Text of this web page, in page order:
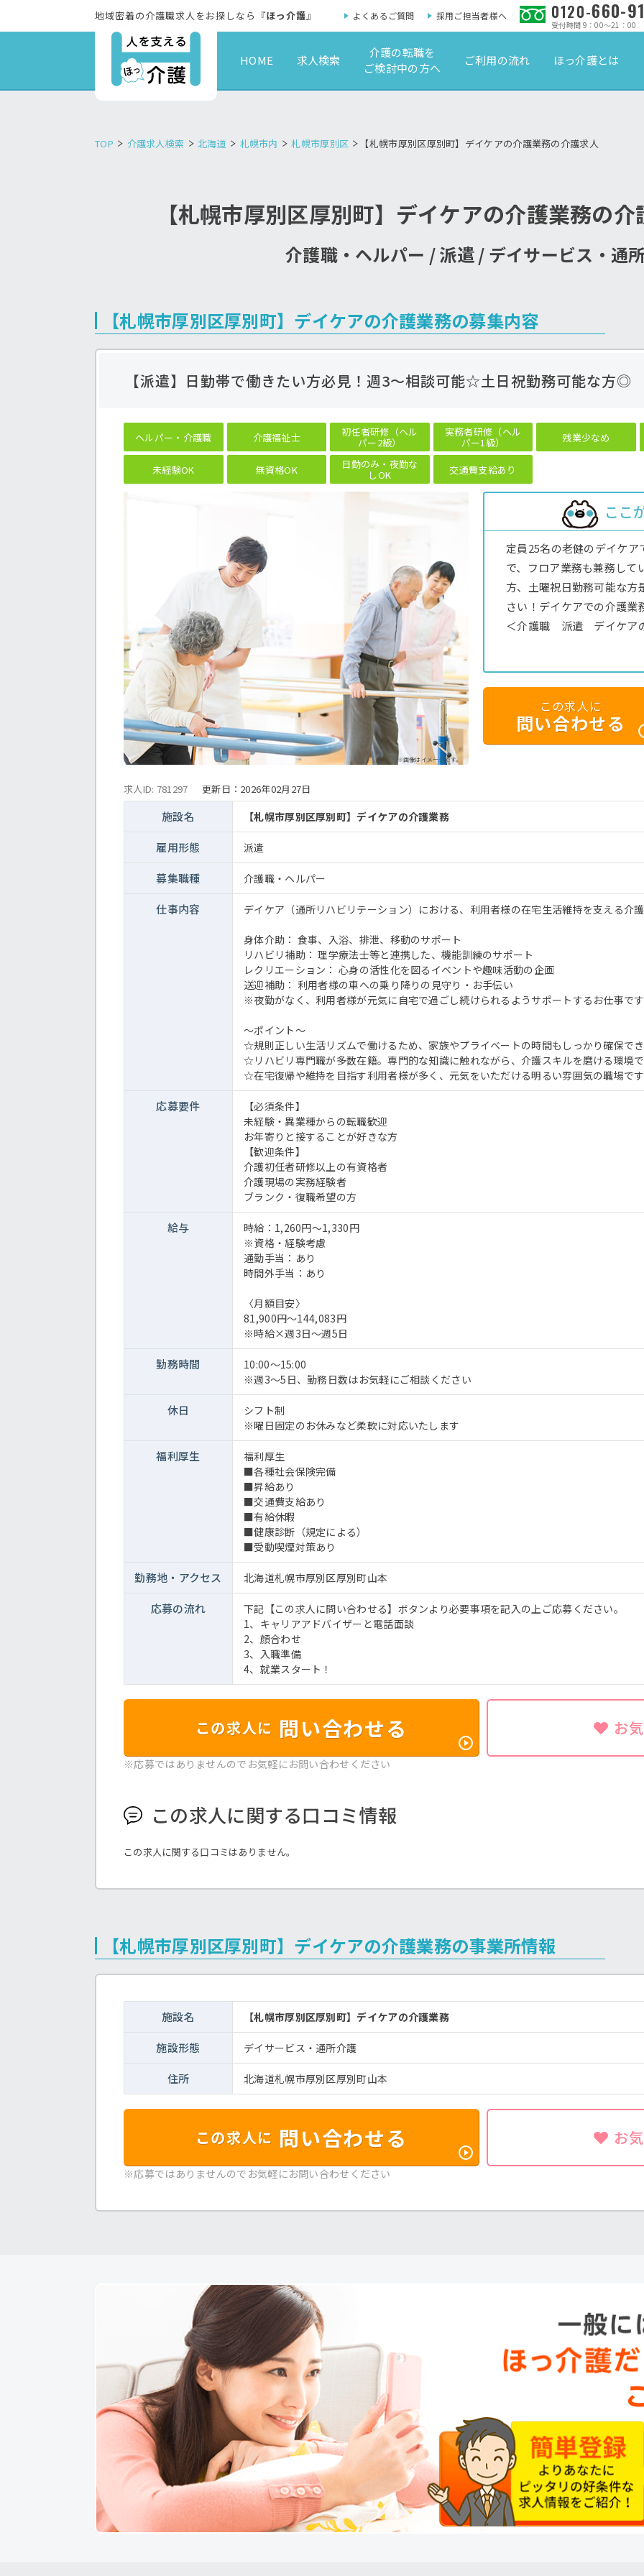
地域密着の介護職求人をお探しなら『ほっ介護』 よくあるご質問 採用ご担当者様へ 0120-660-
受付時間 9：00～21：00
HOME 求人検索
介護の転職を
ご検討中の方へ
ご利用の流れ ほっ介護とは
TOP 介護求人検索 北海道 札幌市内 札幌市厚別区 【札幌市厚別区厚別町】デイケアの介護業務の介護求人
【札幌市厚別区厚別町】デイケアの介護業務の
介護職・ヘルパー / 派遣 / デイサービス・通
【札幌市厚別区厚別町】デイケアの介護業務の募集内容
【派遣】日勤帯で働きたい方必見！週3～相談可能☆土日祝勤務可能な方◎
ヘルパー・介護職 介護福祉士 初任者研修（ヘル
パー2級）
実務者研修（ヘル
パー1級） 残業少なめ
未経験OK 無資格OK 日勤のみ・夜勤な
しOK 交通費支給あり
※画像はイメージです。
ここ
定員25名の老健のデイケ
で、フロア業務も兼務して
方、土曜祝日勤務可能な方
さい！デイケアでの介護業
＜介護職 派遣 デイケア
この求人に
問い合わせる
求人ID: 781297 更新日： 2026年02月27日
施設名 【札幌市厚別区厚別町】デイケアの介護業務
雇用形態 派遣
募集職種 介護職・ヘルパー
仕事内容 デイケア（通所リハビリテーション）における、利用者様の在宅生活維持を支える介護
身体介助： 食事、入浴、排泄、移動のサポート
リハビリ補助： 理学療法士等と連携した、機能訓練のサポート
レクリエーション： 心身の活性化を図るイベントや趣味活動の企画
送迎補助： 利用者様の車への乗り降りの見守り・お手伝い
※夜勤がなく、利用者様が元気に自宅で過ごし続けられるようサポートするお仕事です
～ポイント～
☆規則正しい生活リズムで働けるため、家族やプライベートの時間もしっかり確保でき
☆リハビリ専門職が多数在籍。専門的な知識に触れながら、介護スキルを磨ける環境で
☆在宅復帰や維持を目指す利用者様が多く、元気をいただける明るい雰囲気の職場です
応募要件
【必須条件】
未経験・異業種からの転職歓迎
お年寄りと接することが好きな方
【歓迎条件】
介護初任者研修以上の有資格者
介護現場の実務経験者
ブランク・復職希望の方
給与
時給：1,260円～1,330円
※資格・経験考慮
通勤手当：あり
時間外手当：あり
〈月額目安〉
81,900円～144,083円
※時給×週3日～週5日
勤務時間
10:00～15:00
※週3～5日、勤務日数はお気軽にご相談ください
休日
シフト制
※曜日固定のお休みなど柔軟に対応いたします
福利厚生
福利厚生
■各種社会保険完備
■昇給あり
■交通費支給あり
■有給休暇
■健康診断（規定による）
■受動喫煙対策あり
勤務地・ アクセス 北海道札幌市厚別区厚別町山本
応募の流れ
下記【この求人に問い合わせる】ボタンより必要事項を記入の上ご応募ください。
1、キャリアアドバイザーと電話面談
2、顔合わせ
3、入職準備
4、就業スタート！
この求人に 問い合わせる お
※応募ではありませんのでお気軽にお問い合わせください
この求人に関する口コミ情報
この求人に関する口コミはありません。
【札幌市厚別区厚別町】デイケアの介護業務の事業所情報
施設名 【札幌市厚別区厚別町】デイケアの介護業務
施設形態 デイサービス・通所介護
住所 北海道札幌市厚別区厚別町山本
この求人に 問い合わせる お
※応募ではありませんのでお気軽にお問い合わせください